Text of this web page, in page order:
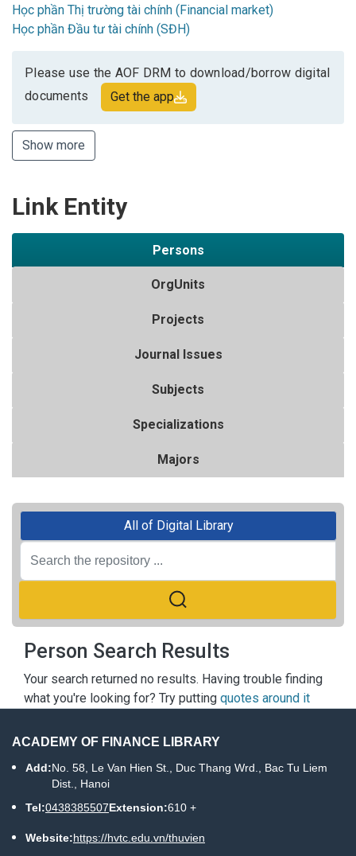
Học phần Thị trường tài chính (Financial market)
Học phần Đầu tư tài chính (SĐH)
Please use the AOF DRM to download/borrow digital
documents
Get the app
Show more
Link Entity
Persons
OrgUnits
Projects
Journal Issues
Subjects
Specializations
Majors
All of Digital Library
Person Search Results
Your search returned no results. Having trouble finding
what you're looking for? Try putting quotes around it
ACADEMY OF FINANCE LIBRARY
Add:No. 58, Le Van Hien St., Duc Thang Wrd., Bac Tu Liem
Dist., Hanoi
Tel:0438385507Extension:610 +
Website:https://hvtc.edu.vn/thuvien